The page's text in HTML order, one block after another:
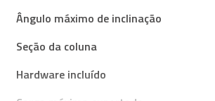
Ângulo máximo de inclinação
Seção da coluna
Hardware incluído